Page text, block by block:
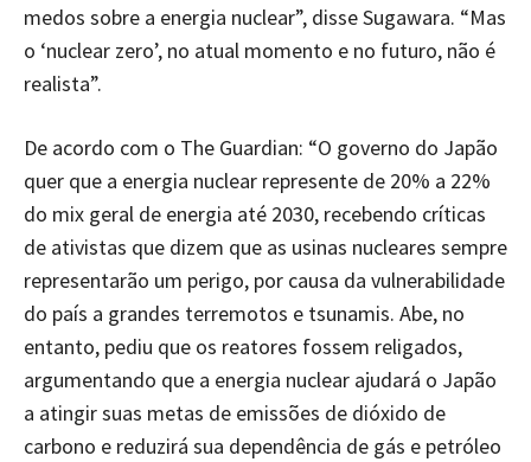
medos sobre a energia nuclear”, disse Sugawara. “Mas
o ‘nuclear zero’, no atual momento e no futuro, não é
realista”.
De acordo com o The Guardian: “O governo do Japão
quer que a energia nuclear represente de 20% a 22%
do mix geral de energia até 2030, recebendo críticas
de ativistas que dizem que as usinas nucleares sempre
representarão um perigo, por causa da vulnerabilidade
do país a grandes terremotos e tsunamis. Abe, no
entanto, pediu que os reatores fossem religados,
argumentando que a energia nuclear ajudará o Japão
a atingir suas metas de emissões de dióxido de
carbono e reduzirá sua dependência de gás e petróleo